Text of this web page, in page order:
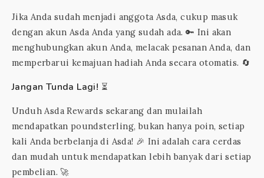
Jika Anda sudah menjadi anggota Asda, cukup masuk
dengan akun Asda Anda yang sudah ada. 🔑 Ini akan
menghubungkan akun Anda, melacak pesanan Anda, dan
memperbarui kemajuan hadiah Anda secara otomatis. 🔄
Jangan Tunda Lagi! ⏳
Unduh Asda Rewards sekarang dan mulailah
mendapatkan poundsterling, bukan hanya poin, setiap
kali Anda berbelanja di Asda! 🎉 Ini adalah cara cerdas
dan mudah untuk mendapatkan lebih banyak dari setiap
pembelian. 🚀